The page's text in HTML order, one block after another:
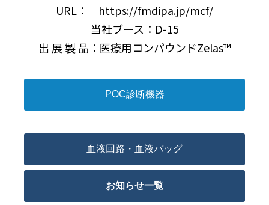
URL： https://fmdipa.jp/mcf/
当社ブース：D-15
出 展 製 品：医療用コンパウンドZelas™
POC診断機器
血液回路・血液バッグ
お知らせ一覧